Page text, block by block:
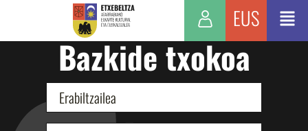
EUS
Bazkide txokoa